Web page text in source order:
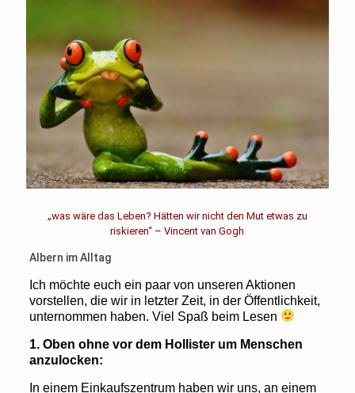
„was wäre das Leben? Hätten wir nicht den Mut etwas zu
riskieren“ – Vincent van Gogh
Albern im Alltag
Ich möchte euch ein paar von unseren Aktionen
vorstellen, die wir in letzter Zeit, in der Öffentlichkeit,
unternommen haben. Viel Spaß beim Lesen
1. Oben ohne vor dem Hollister um Menschen
anzulocken:
In einem Einkaufszentrum haben wir uns, an einem